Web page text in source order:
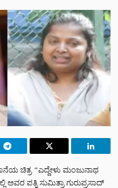
ಚಿತ್ರ “ಎದ್ದೇಳು ಮಂಜುನಾಥ
ಪತ್ನಿ ಸುಮಿತ್ರಾ ಗುರುಪ್ರಸಾದ್